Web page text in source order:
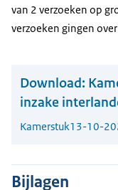
van 2 verzoeken op
verzoeken gingen
Download:
inzake
Kamerstuk13-10-
Bijlagen